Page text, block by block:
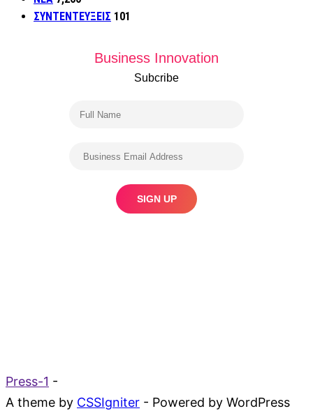
ΣΥΝΤΕΝΤΕΥΞΕΙΣ 101
Business Innovation
Subcribe
Press-1 -
A theme by CSSIgniter - Powered by WordPress